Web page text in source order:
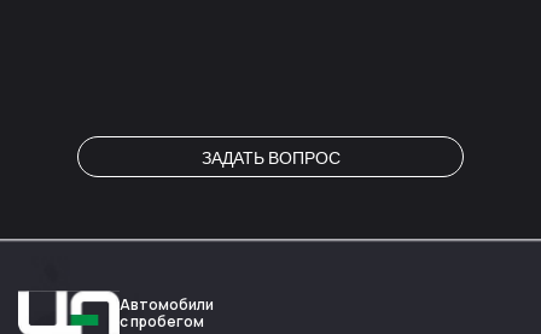
ЗАДАТЬ ВОПРОС
Автомобили
с пробегом